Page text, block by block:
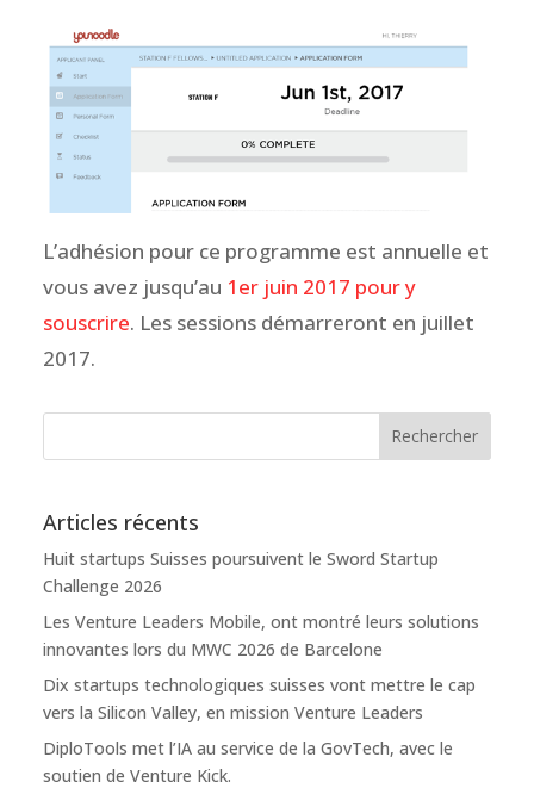
L’adhésion pour ce programme est annuelle et
vous avez jusqu’au 1er juin 2017 pour y
souscrire. Les sessions démarreront en juillet
2017.
Articles récents
Huit startups Suisses poursuivent le Sword Startup
Challenge 2026
Les Venture Leaders Mobile, ont montré leurs solutions
innovantes lors du MWC 2026 de Barcelone
Dix startups technologiques suisses vont mettre le cap
vers la Silicon Valley, en mission Venture Leaders
DiploTools met l’IA au service de la GovTech, avec le
soutien de Venture Kick.